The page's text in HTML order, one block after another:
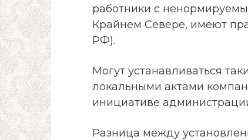
работники с
Крайнем Севере, имеют
РФ).
Могут устанавливаться
локальными актами
инициативе
Разница между